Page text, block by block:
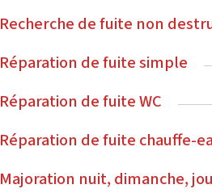
Recherche de fuite non
Réparation de fuite simple
Réparation de fuite WC
Réparation de fuite chauffe-
Majoration nuit, dimanche,